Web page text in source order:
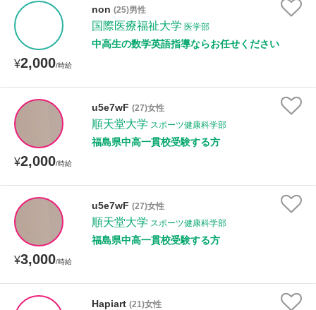
¥2,000/時給
non (25)男性
国際医療福祉大学 医学部
中高生の数学英語指導ならお任せください
¥2,000/時給
u5e7wF (27)女性
順天堂大学 スポーツ健康科学部
福島県中高一貫校受験する方
¥3,000/時給
u5e7wF (27)女性
順天堂大学 スポーツ健康科学部
福島県中高一貫校受験する方
Hapiart (21)女性